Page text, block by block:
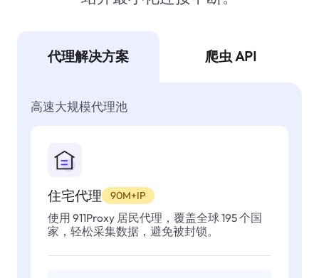
代理解决方案 爬虫 API
高速大规模代理池
住宅代理 90M+IP
使用 911Proxy 居民代理，覆盖全球 195 个国
家，轻松采集数据，避免被封锁。